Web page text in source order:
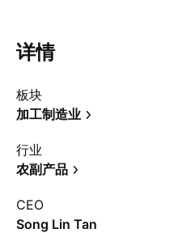
详情
板块
加工制造业
行业
农副产品
CEO
Song Lin Tan